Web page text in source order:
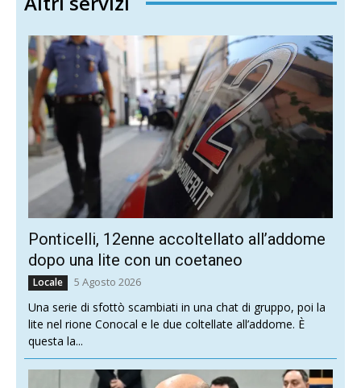
Ponticelli, 12enne accoltellato all’addome
dopo una lite con un coetaneo
Locale 5 Agosto 2026
Una serie di sfottò scambiati in una chat di gruppo, poi la
lite nel rione Conocal e le due coltellate all’addome. È
questa la...